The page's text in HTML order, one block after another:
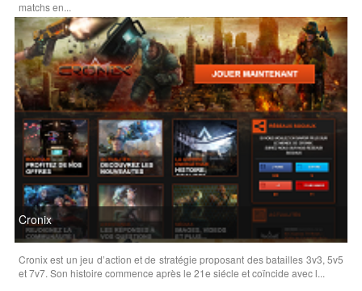
matchs en...
Cronix
Cronix est un jeu d’action et de stratégie proposant des batailles 3v3, 5v5
et 7v7. Son histoire commence après le 21e siécle et coïncide avec l...